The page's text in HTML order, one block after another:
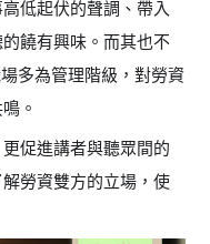
低起伏的聲調、帶入
饒有興味。而其也不
多為管理階級，對勞資
。
促進講者與聽眾間的
勞資雙方的立場，使